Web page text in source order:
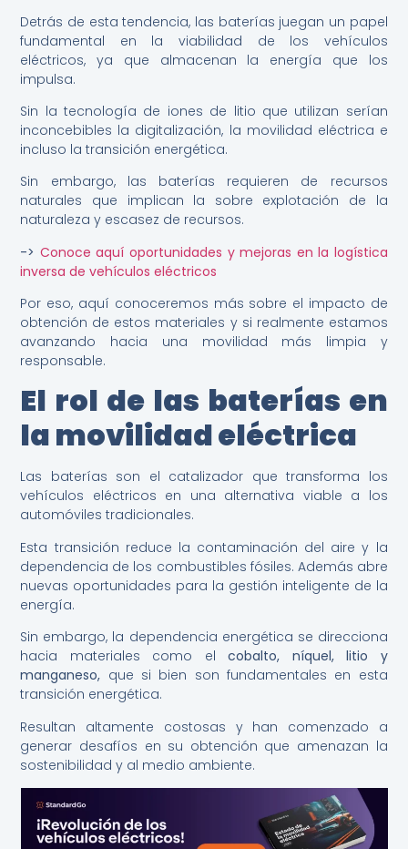
Detrás de esta tendencia, las baterías juegan un papel
fundamental en la viabilidad de los vehículos
eléctricos, ya que almacenan la energía que los
impulsa.
Sin la tecnología de iones de litio que utilizan serían
inconcebibles la digitalización, la movilidad eléctrica e
incluso la transición energética.
Sin embargo, las baterías requieren de recursos
naturales que implican la sobre explotación de la
naturaleza y escasez de recursos.
-> Conoce aquí oportunidades y mejoras en la logística
inversa de vehículos eléctricos
Por eso, aquí conoceremos más sobre el impacto de
obtención de estos materiales y si realmente estamos
avanzando hacia una movilidad más limpia y
responsable.
El rol de las baterías en
la movilidad eléctrica
Las baterías son el catalizador que transforma los
vehículos eléctricos en una alternativa viable a los
automóviles tradicionales.
Esta transición reduce la contaminación del aire y la
dependencia de los combustibles fósiles. Además abre
nuevas oportunidades para la gestión inteligente de la
energía.
Sin embargo, la dependencia energética se direcciona
hacia materiales como elcobalto, níquel, litio y
manganeso, que si bien son fundamentales en esta
transición energética.
Resultan altamente costosas y han comenzado a
generar desafíos en su obtención que amenazan la
sostenibilidad y al medio ambiente.